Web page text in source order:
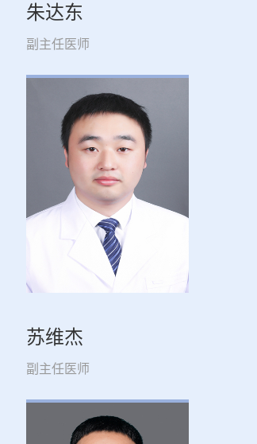
朱达东
副主任医师
苏维杰
副主任医师